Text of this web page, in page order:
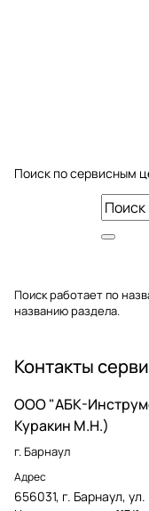
Поиск по сервисным
Поиск работает по
названию раздела.
Контакты
OOO "АБК-
Куракин М.Н.)
г. Барнаул
Адрес
656031, г. Барнаул, ул.